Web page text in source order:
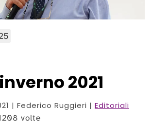
2021
| Federico Ruggieri | Editoriali
volte